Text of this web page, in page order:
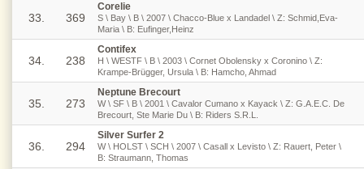
33. 369
Corelie
S \ Bay \ B \ 2007 \ Chacco-Blue x Landadel \ Z: Schmid,Eva-
Maria \ B: Eufinger,Heinz
34. 238
Contifex
H \ WESTF \ B \ 2003 \ Cornet Obolensky x Coronino \ Z:
Krampe-Brügger, Ursula \ B: Hamcho, Ahmad
35. 273
Neptune Brecourt
W \ SF \ B \ 2001 \ Cavalor Cumano x Kayack \ Z: G.A.E.C. De
Brecourt, Ste Marie Du \ B: Riders S.R.L.
36. 294
Silver Surfer 2
W \ HOLST \ SCH \ 2007 \ Casall x Levisto \ Z: Rauert, Peter \
B: Straumann, Thomas